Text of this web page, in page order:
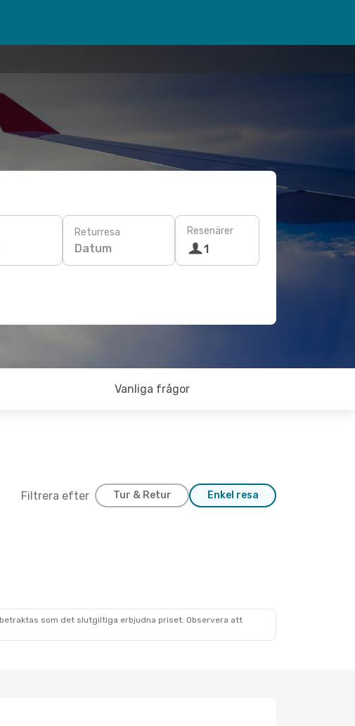
Returresa
Datum
Resenärer
1
Vanliga frågor
Filtrera efter Tur & Retur Enkel resa
som det slutgiltiga erbjudna priset. Observera att